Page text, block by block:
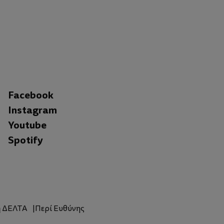
Facebook
Instagram
Youtube
Spotify
ΔΕΛΤΑ Περί Ευθύνης